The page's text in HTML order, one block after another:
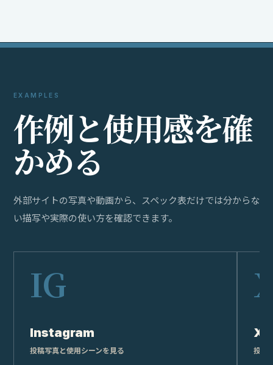
EXAMPLES
作例と使用感を確
かめる
外部サイトの写真や動画から、スペック表だけでは分からな
い描写や実際の使い方を確認できます。
Instagram
投稿写真と使用シーンを見る
X
投稿